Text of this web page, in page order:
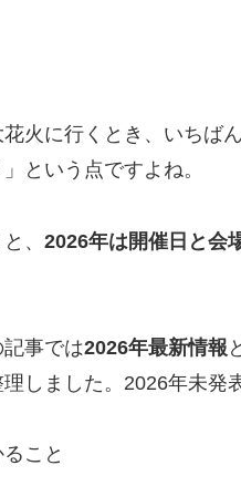
花火に行くとき、いちば
という点ですよね。
、 2026年は開催日と会
事では2026年最新情報
しました。2026年未発
こと